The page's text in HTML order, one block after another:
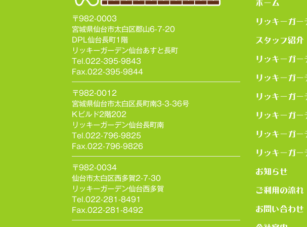
〒982-0003
宮城県仙台市太白区郡山6-7-20
DPL仙台長町1階
リッキーガーデン仙台あすと長町
Tel.022-395-9843
Fax.022-395-9844
〒982-0012
宮城県仙台市太白区長町南3-3-36号
Kビルド2階202
リッキーガーデン仙台長町南
Tel.022-796-9825
Fax.022-796-9826
〒982-0034
仙台市太白区西多賀2-7-30
リッキーガーデン仙台西多賀
Tel.022-281-8491
Fax.022-281-8492
ホーム
リッキーガー
スタッフ紹介
リッキーガー
リッキーガー
リッキーガー
リッキーガー
リッキーガー
リッキーガー
お知らせ
ご利用の流れ
お問い合わせ